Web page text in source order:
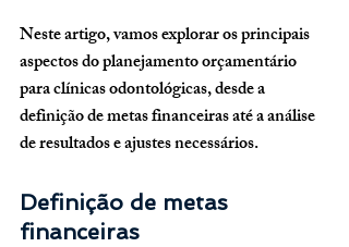
Neste artigo, vamos explorar os principais
aspectos do planejamento orçamentário
para clínicas odontológicas, desde a
definição de metas financeiras até a análise
de resultados e ajustes necessários.
Definição de metas
financeiras